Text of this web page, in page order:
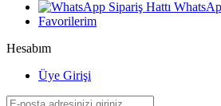
Favorilerim
Hesabım
Üye Girişi